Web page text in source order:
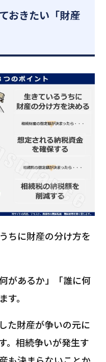
おきたい「財産
ちに財産の分け方を
があるか」「誰に何
。
た財産が争いの元に
。相続争いが発生す